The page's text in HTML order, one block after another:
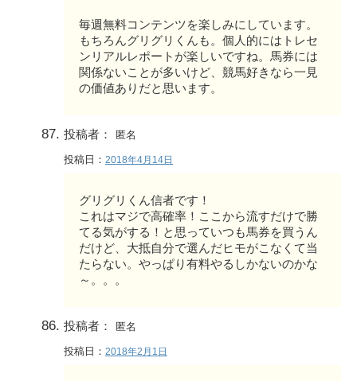
毎週無料コンテンツを楽しみにしています。
もちろんグリグリくんも。個人的にはトレセ
ンリアルレポートが楽しいですね。馬券には
関係ないことが多いけど、競馬好きなら一見
の価値ありだと思います。
投稿者： 匿名
投稿日： 2018年4月14日
グリグリくん信者です！
これはマジで高確率！ここから流すだけで勝
てる気がする！と思っていつも馬券を買うん
だけど、大抵自分で選んだヒモがこなくて当
たらない。やっぱり有料やるしかないのかな
～。。。
投稿者： 匿名
投稿日： 2018年2月1日